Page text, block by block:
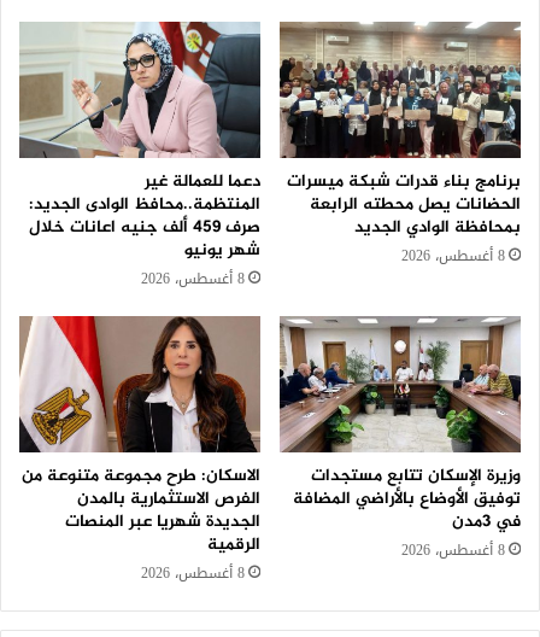
برنامج بناء قدرات شبكة ميسرات
الحضانات يصل محطته الرابعة
بمحافظة الوادي الجديد
8 أغسطس، 2026
دعما للعمالة غير
المنتظمة..محافظ الوادى الجديد:
صرف 459 ألف جنيه اعانات خلال
شهر يونيو
8 أغسطس، 2026
وزيرة الإسكان تتابع مستجدات
توفيق الأوضاع بالأراضي المضافة
في 3مدن
8 أغسطس، 2026
الاسكان: طرح مجموعة متنوعة من
الفرص الاستثمارية بالمدن
الجديدة شهريا عبر المنصات
الرقمية
8 أغسطس، 2026